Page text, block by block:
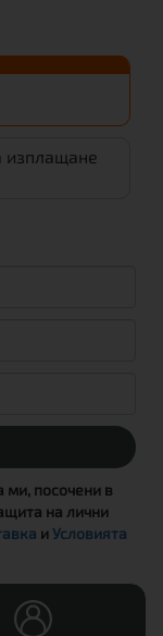
изплащане
ми, посочени в
на лични
иУсловията